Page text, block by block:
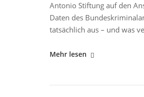
Antonio Stiftung auf den
Daten des
tatsächlich aus – und was
"Alle
Mehr lesen